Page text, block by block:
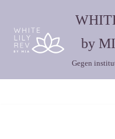
Zum
Inhalt
by
Gegen